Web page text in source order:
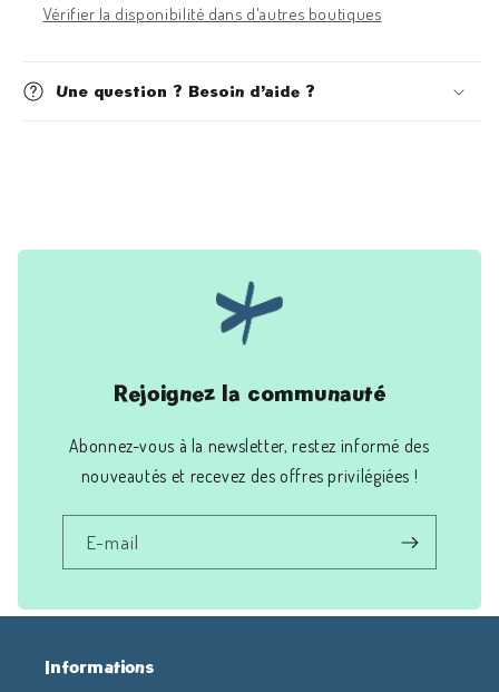
Vérifier la disponibilité dans d'autres boutiques
Une question ? Besoin d’aide ?
Rejoignez la communauté
Abonnez-vous à la newsletter, restez informé des
nouveautés et recevez des offres privilégiées !
E-mail
Informations